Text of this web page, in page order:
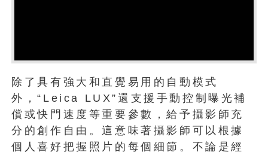
除了具有強大和直覺易用的自動模式
外，“Leica LUX”還支援手動控制曝光補
償或快門速度等重要參數，給予攝影師充
分的創作自由。這意味著攝影師可以根據
個人喜好把握照片的每個細節。不論是經